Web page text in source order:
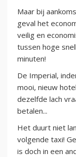
Maar bij
geval het
veilig en
tussen hoge
minuten!
De Imperial,
mooi, nieuw
dezelfde lach
betalen...
Het duurt niet
volgende taxi!
is doch in een